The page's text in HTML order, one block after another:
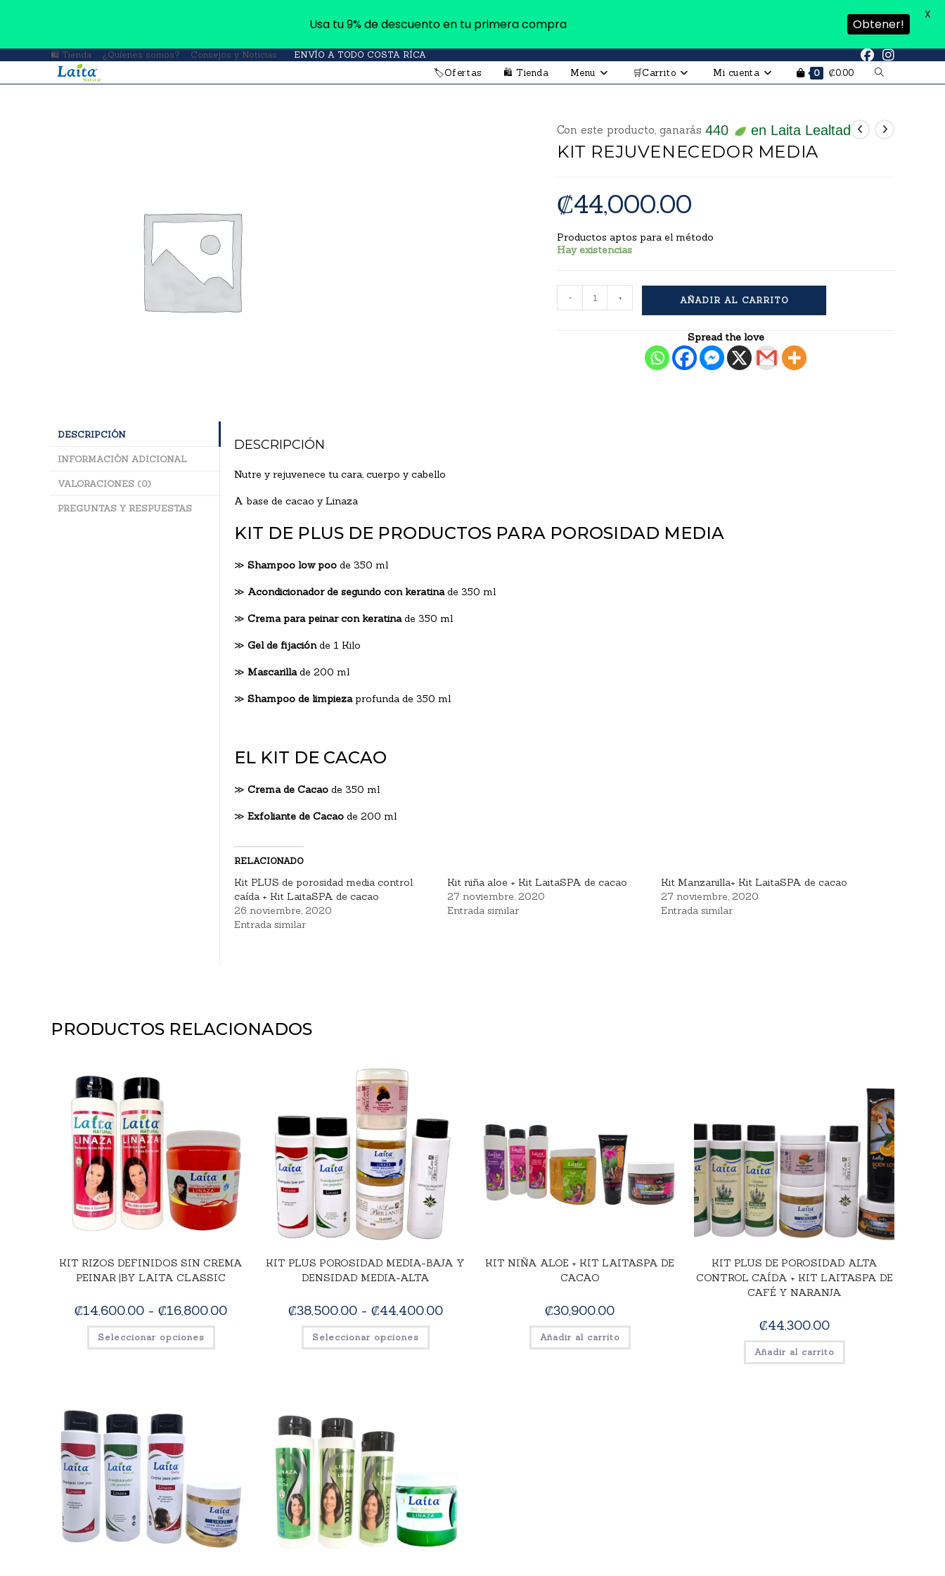
🛍 Tienda ¿Quíenes somos? Consejos y Noticias ENVÍO A TODO COSTA RÍCA
🏷Ofertas 🛍 Tienda Menu 🛒Carrito Mi cuenta 0 ₡0.00
Con este producto, ganarás 440 en Laita Lealtad
KIT REJUVENECEDOR MEDIA
₡44,000.00
Productos aptos para el método
Hay existencias
- + AÑADIR AL CARRITO
Spread the love
DESCRIPCIÓN
INFORMACIÓN ADICIONAL
VALORACIONES (0)
PREGUNTAS Y RESPUESTAS
DESCRIPCIÓN
Nutre y rejuvenece tu cara, cuerpo y cabello
A base de cacao y Linaza
KIT DE PLUS DE PRODUCTOS PARA POROSIDAD MEDIA
≫ Shampoo low poo de 350 ml
≫ Acondicionador de segundo con keratinade 350 ml
≫ Crema para peinar con keratinade 350 ml
≫ Gel de fijaciónde 1 Kilo
≫ Mascarillade 200 ml
≫ Shampoo de limpiezaprofunda de 350 ml
EL KIT DE CACAO
≫ Crema de Cacao de 350 ml
≫ Exfoliante de Cacao de 200 ml
RELACIONADO
Kit PLUS de porosidad media control
caída + Kit LaitaSPA de cacao
26 noviembre, 2020
Entrada similar
Kit niña aloe + Kit LaitaSPA de cacao
27 noviembre, 2020
Entrada similar
Kit Manzanilla+ Kit LaitaSPA de cacao
27 noviembre, 2020
Entrada similar
PRODUCTOS RELACIONADOS
KIT RIZOS DEFINIDOS SIN CREMA
PEINAR |BY LAITA CLASSIC
₡14,600.00 - ₡16,800.00
Seleccionar opciones
KIT PLUS POROSIDAD MEDIA-BAJA Y
DENSIDAD MEDIA-ALTA
₡38,500.00 - ₡44,400.00
Seleccionar opciones
KIT NIÑA ALOE + KIT LAITASPA DE
CACAO
₡30,900.00
Añadir al carrito
KIT PLUS DE POROSIDAD ALTA
CONTROL CAÍDA + KIT LAITASPA DE
CAFÉ Y NARANJA
₡44,300.00
Añadir al carrito
Usa tu 9% de descuento en tu primera compra Obtener!
X